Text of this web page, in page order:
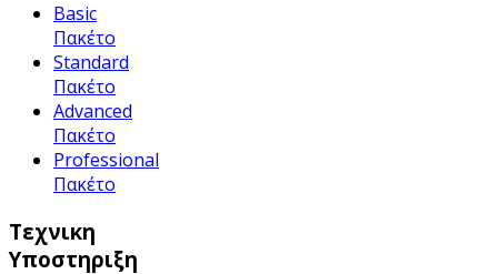
Basic
Πακέτο
Standard
Πακέτο
Advanced
Πακέτο
Professional
Πακέτο
Τεχνικη
Υποστηριξη